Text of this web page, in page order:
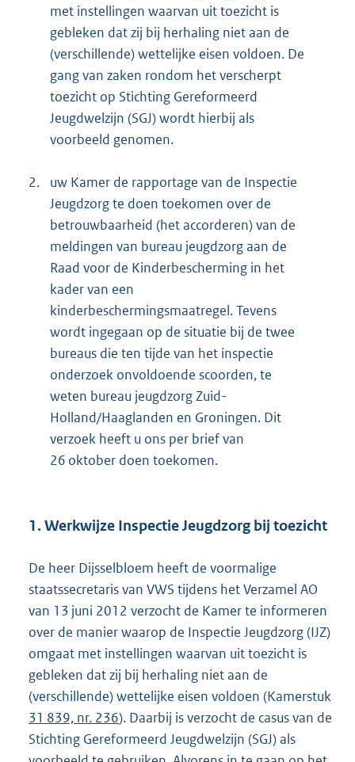
met instellingen waarvan uit toezicht is
gebleken dat zij bij herhaling niet aan de
(verschillende) wettelijke eisen voldoen. De
gang van zaken rondom het verscherpt
toezicht op Stichting Gereformeerd
Jeugdwelzijn (SGJ) wordt hierbij als
voorbeeld genomen.
2.
uw Kamer de rapportage van de Inspectie
Jeugdzorg te doen toekomen over de
betrouwbaarheid (het accorderen) van de
meldingen van bureau jeugdzorg aan de
Raad voor de Kinderbescherming in het
kader van een
kinderbeschermingsmaatregel. Tevens
wordt ingegaan op de situatie bij de twee
bureaus die ten tijde van het inspectie
onderzoek onvoldoende scoorden, te
weten bureau jeugdzorg Zuid-
Holland/Haaglanden en Groningen. Dit
verzoek heeft u ons per brief van
26 oktober doen toekomen.
1. Werkwijze Inspectie Jeugdzorg bij toezicht
De heer Dijsselbloem heeft de voormalige
staatssecretaris van VWS tijdens het Verzamel AO
van 13 juni 2012 verzocht de Kamer te informeren
over de manier waarop de Inspectie Jeugdzorg (IJZ)
omgaat met instellingen waarvan uit toezicht is
gebleken dat zij bij herhaling niet aan de
(verschillende) wettelijke eisen voldoen (Kamerstuk
31 839, nr. 236). Daarbij is verzocht de casus van de
Stichting Gereformeerd Jeugdwelzijn (SGJ) als